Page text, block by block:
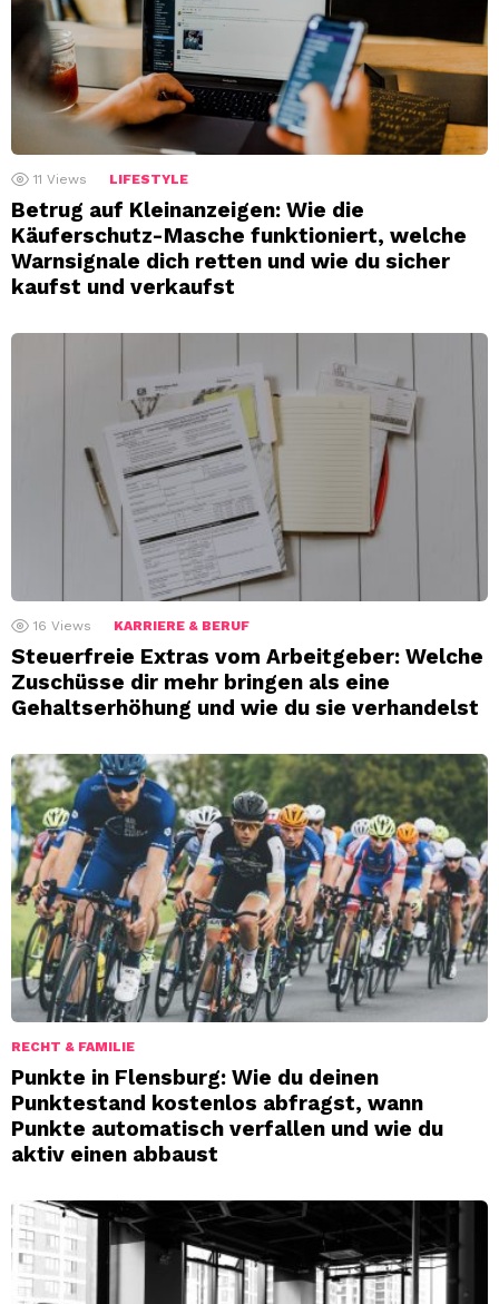
11 Views LIFESTYLE
Betrug auf Kleinanzeigen: Wie die
Käuferschutz-Masche funktioniert, welche
Warnsignale dich retten und wie du sicher
kaufst und verkaufst
16 Views KARRIERE & BERUF
Steuerfreie Extras vom Arbeitgeber: Welche
Zuschüsse dir mehr bringen als eine
Gehaltserhöhung und wie du sie verhandelst
RECHT & FAMILIE
Punkte in Flensburg: Wie du deinen
Punktestand kostenlos abfragst, wann
Punkte automatisch verfallen und wie du
aktiv einen abbaust